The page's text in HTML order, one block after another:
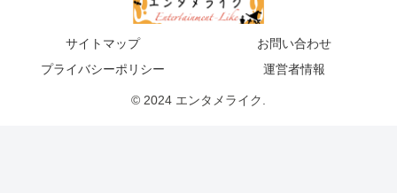
サイトマップ
お問い合わせ
プライバシーポリシー
運営者情報
© 2024 エンタメライク.